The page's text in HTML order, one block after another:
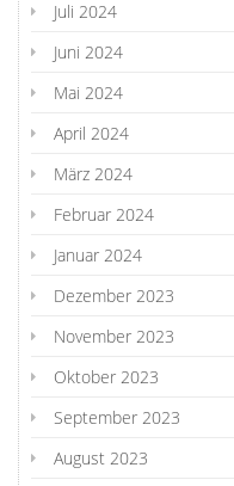
Juli 2024
Juni 2024
Mai 2024
April 2024
März 2024
Februar 2024
Januar 2024
Dezember 2023
November 2023
Oktober 2023
September 2023
August 2023